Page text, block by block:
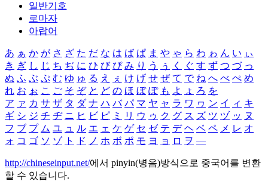
일반기호
로마자
아랍어
あ ぁ か が さ ざ た だ な は ば ぱ ま や ゃ ら わ ゎ ん い ぃ
き ぎ し じ ち ぢ に ひ び ぴ み り う ぅ く ぐ す ず つ づ っ
ぬ ふ ぶ ぷ む ゆ ゅ る え ぇ け げ せ ぜ て で ね へ べ ぺ め
れ お ぉ こ ご そ ぞ と ど の ほ ぼ ぽ も よ ょ ろ を
ア ァ カ サ ザ タ ダ ナ ハ バ パ マ ヤ ャ ラ ワ ヮ ン イ ィ キ
ギ シ ジ チ ヂ ニ ヒ ビ ピ ミ リ ウ ゥ ク グ ス ズ ツ ヅ ッ ヌ
フ ブ プ ム ユ ュ ル エ ェ ケ ゲ セ ゼ テ デ ヘ ベ ペ メ レ オ
ォ コ ゴ ソ ゾ ト ド ノ ホ ボ ポ モ ヨ ョ ロ ヲ ―
http://chineseinput.net/에서 pinyin(병음)방식으로 중국어를 변환
할 수 있습니다.